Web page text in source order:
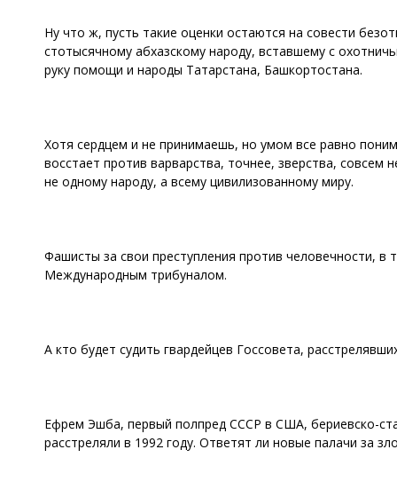
Ну что ж, пусть такие оценки остаются на совести
стотысячному абхазскому народу, вставшему с
руку помощи и народы Татарстана, Башкортостана.
Хотя сердцем и не принимаешь, но умом все равно
восстает против варварства, точнее, зверства,
не одному народу, а всему цивилизованному миру.
Фашисты за свои преступления против человечности,
Международным трибуналом.
А кто будет судить гвардейцев Госсовета,
Ефрем Эшба, первый полпред СССР в США, бериевско-
расстреляли в 1992 году. Ответят ли новые палачи за